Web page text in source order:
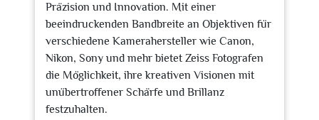
Präzision und Innovation. Mit einer
beeindruckenden Bandbreite an Objektiven für
verschiedene Kamerahersteller wie Canon,
Nikon, Sony und mehr bietet Zeiss Fotografen
die Möglichkeit, ihre kreativen Visionen mit
unübertroffener Schärfe und Brillanz
festzuhalten.